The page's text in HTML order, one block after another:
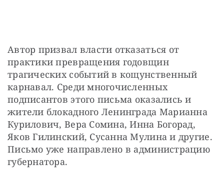
Автор призвал власти отказаться от
практики превращения годовщин
трагических событий в кощунственный
карнавал. Среди многочисленных
подписантов этого письма оказались и
жители блокадного Ленинграда Марианна
Курилович, Вера Сомина, Инна Богорад,
Яков Гилинский, Сусанна Мулина и другие.
Письмо уже направлено в администрацию
губернатора.